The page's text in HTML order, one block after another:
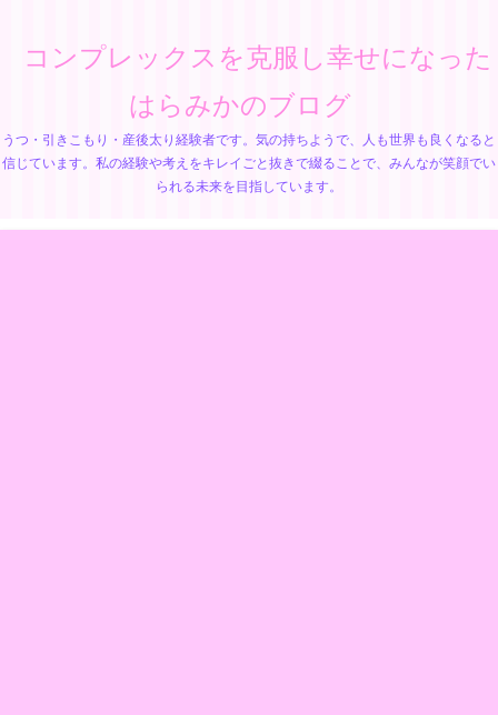
コンプレックスを克服し幸せになった
はらみかのブログ
うつ・引きこもり・産後太り経験者です。気の持ちようで、人も世界も良くなると
信じています。私の経験や考えをキレイごと抜きで綴ることで、みんなが笑顔でい
られる未来を目指しています。